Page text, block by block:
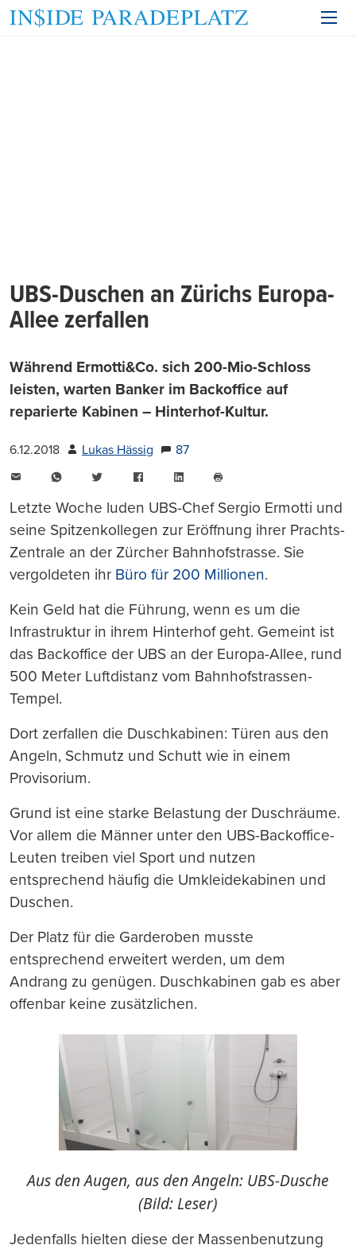
UBS-Duschen an Zürichs Europa-
Allee zerfallen
Während Ermotti&Co. sich 200-Mio-Schloss
leisten, warten Banker im Backoffice auf
reparierte Kabinen – Hinterhof-Kultur.
6.12.2018 Lukas Hässig
87
WhatsAppTwitter FacebookLinkedIn
drucken
Letzte Woche luden UBS-Chef Sergio Ermotti und
seine Spitzenkollegen zur Eröffnung ihrer Prachts-
Zentrale an der Zürcher Bahnhofstrasse. Sie
vergoldeten ihr Büro für 200 Millionen.
Kein Geld hat die Führung, wenn es um die
Infrastruktur in ihrem Hinterhof geht. Gemeint ist
das Backoffice der UBS an der Europa-Allee, rund
500 Meter Luftdistanz vom Bahnhofstrassen-
Tempel.
Dort zerfallen die Duschkabinen: Türen aus den
Angeln, Schmutz und Schutt wie in einem
Provisorium.
Grund ist eine starke Belastung der Duschräume.
Vor allem die Männer unter den UBS-Backoffice-
Leuten treiben viel Sport und nutzen
entsprechend häufig die Umkleidekabinen und
Duschen.
Der Platz für die Garderoben musste
entsprechend erweitert werden, um dem
Andrang zu genügen. Duschkabinen gab es aber
offenbar keine zusätzlichen.
Aus den Augen, aus den Angeln: UBS-Dusche
(Bild: Leser)
Jedenfalls hielten diese der Massenbenutzung